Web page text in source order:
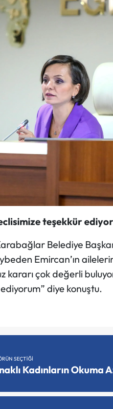
teşekkür
Belediye
Emircan’ın
kararı çok değerli
diye konuştu.
SEÇTIĞI
Kadınların Okuma